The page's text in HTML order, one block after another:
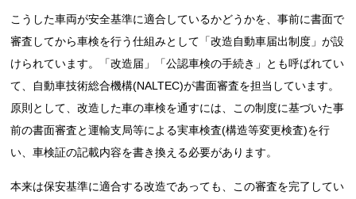
こうした車両が安全基準に適合しているかどうかを、事前に書面で
審査してから車検を行う仕組みとして「改造自動車届出制度」が設
けられています。「改造届」「公認車検の手続き」とも呼ばれてい
て、自動車技術総合機構(NALTEC)が書面審査を担当しています。
原則として、改造した車の車検を通すには、この制度に基づいた事
前の書面審査と運輸支局等による実車検査(構造等変更検査)を行
い、車検証の記載内容を書き換える必要があります。
本来は保安基準に適合する改造であっても、この審査を完了してい